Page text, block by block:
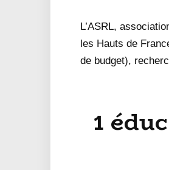
L’ASRL,
les Hauts de
de budget),
1